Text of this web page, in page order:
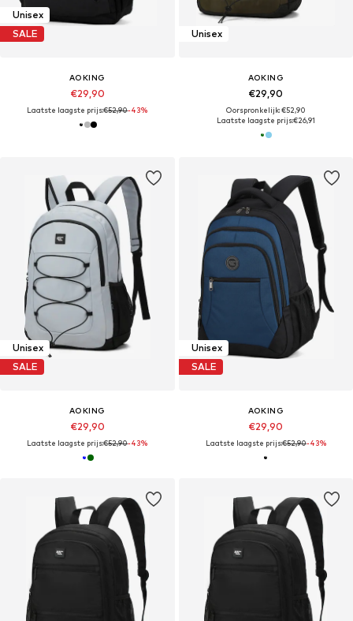
Unisex
SALE
AOKING
€29,90
Laatste laagste prijs:€52,90-43%
Unisex
AOKING
€29,90
Oorspronkelijk: €52,90
Laatste laagste prijs:€26,91
Unisex
SALE
AOKING
€29,90
Laatste laagste prijs:€52,90-43%
Unisex
SALE
AOKING
€29,90
Laatste laagste prijs:€52,90-43%